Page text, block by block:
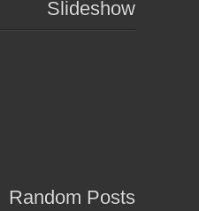
Slideshow
Random Posts